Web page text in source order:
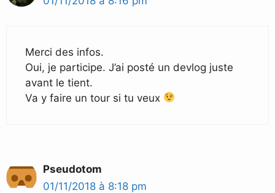
Merci des infos.
Oui, je participe. J’ai posté un devlog juste
avant le tient.
Va y faire un tour si tu veux
Pseudotom
01/11/2018 à 8:18 pm